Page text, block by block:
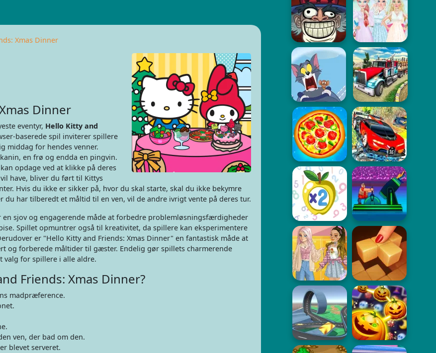
Xmas Dinner
Dinner
eventyr, Hello Kitty and
baserede spil inviterer spillere
middag for hendes venner.
en frø og endda en pingvin.
opdage ved at klikke på deres
have, bliver du ført til Kittys
Hvis du ikke er sikker på, hvor du skal starte, skal du ikke bekymre
har tilberedt et måltid til en ven, vil de andre ivrigt vente på deres tur.
en sjov og engagerende måde at forbedre problemløsningsfærdigheder
Spillet opmuntrer også til kreativitet, da spillere kan eksperimentere
er "Hello Kitty and Friends: Xmas Dinner" en fantastisk måde at
og forberede måltider til gæster. Endelig gør spillets charmerende
for spillere i alle aldre.
Friends: Xmas Dinner?
madpræference.
ven, der bad om den.
blevet serveret.